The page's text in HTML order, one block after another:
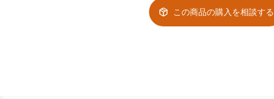
この商品の購入を相談する